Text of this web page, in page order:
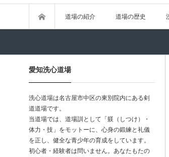
道場の紹介 道場の歴史
愛知洗心道場
洗心道場は名古屋市中区の東別院内にある剣
道道場です。
当道場では、道場訓として「躾（しつけ）・
体力・技」をモットーに、心身の鍛練と礼儀
を正し、健全な青少年の育成をしています。
初心者・経験者は問いません。あなたもたの